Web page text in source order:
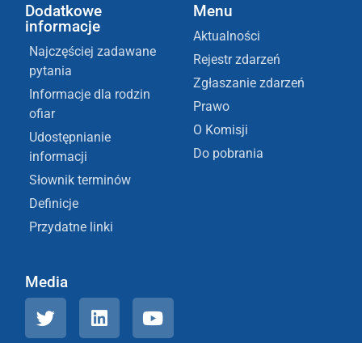
Dodatkowe
informacje
Najczęściej zadawane
pytania
Informacje dla rodzin
ofiar
Udostępnianie
informacji
Słownik terminów
Definicje
Przydatne linki
Menu
Aktualności
Rejestr zdarzeń
Zgłaszanie zdarzeń
Prawo
O Komisji
Do pobrania
Media